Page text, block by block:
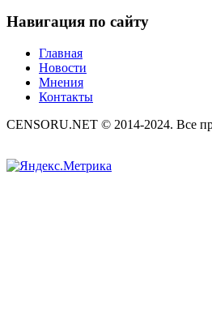
Навигация по сайту
Главная
Новости
Мнения
Контакты
CENSORU.NET © 2014-2024. Все